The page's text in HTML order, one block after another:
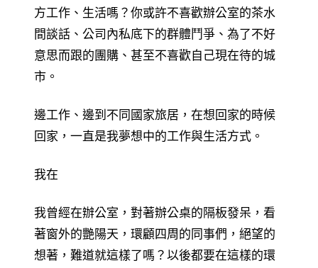
方工作、生活嗎？你或許不喜歡辦公室的茶水
間談話、公司內私底下的群體鬥爭、為了不好
意思而跟的團購、甚至不喜歡自己現在待的城
市。
邊工作、邊到不同國家旅居，在想回家的時候
回家，一直是我夢想中的工作與生活方式。
我在
我曾經在辦公室，對著辦公桌的隔板發呆，看
著窗外的艷陽天，環顧四周的同事們，絕望的
想著，難道就這樣了嗎？以後都要在這樣的環